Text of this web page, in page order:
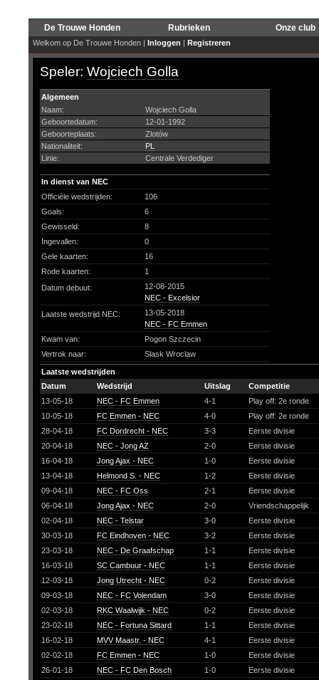
De Trouwe Honden Rubrieken Onze club
Welkom op De Trouwe Honden | Inloggen | Registreren
Speler: Wojciech Golla
Algemeen
Naam:
Wojciech Golla
Geboortedatum:
12-01-1992
Geboorteplaats:
Zlotów
Nationaliteit:
PL
Linie:
Centrale Verdediger
In dienst van NEC
Officiële wedstrijden:
106
Goals:
6
Gewisseld:
8
Ingevallen:
0
Gele kaarten:
16
Rode kaarten:
1
Datum debuut:
12-08-2015
NEC - Excelsior
Laatste wedstrijd NEC:
13-05-2018
NEC - FC Emmen
Kwam van:
Pogon Szczecin
Vertrok naar:
Slask Wroclaw
Laatste wedstrijden
Datum
Wedstrijd Uitslag
Competitie
13-05-18
NEC - FC Emmen 4-1
Play off: 2e ronde
10-05-18
FC Emmen - NEC 4-0
Play off: 2e ronde
28-04-18
FC Dordrecht - NEC 3-3
Eerste divisie
20-04-18
NEC - Jong AZ 2-0
Eerste divisie
16-04-18
Jong Ajax - NEC 1-0
Eerste divisie
13-04-18
Helmond S. - NEC 1-2
Eerste divisie
09-04-18
NEC - FC Oss 2-1
Eerste divisie
06-04-18
Jong Ajax - NEC 2-0
Vriendschappelijk
02-04-18
NEC - Telstar 3-0
Eerste divisie
30-03-18
FC Eindhoven - NEC 3-2
Eerste divisie
23-03-18
NEC - De Graafschap 1-1
Eerste divisie
16-03-18
SC Cambuur - NEC 1-1
Eerste divisie
12-03-18
Jong Utrecht - NEC 0-2
Eerste divisie
09-03-18
NEC - FC Volendam 3-0
Eerste divisie
02-03-18
RKC Waalwijk - NEC 0-2
Eerste divisie
23-02-18
NEC - Fortuna Sittard 1-1
Eerste divisie
16-02-18
MVV Maastr. - NEC 4-1
Eerste divisie
02-02-18
FC Emmen - NEC 1-0
Eerste divisie
26-01-18
NEC - FC Den Bosch 1-0
Eerste divisie